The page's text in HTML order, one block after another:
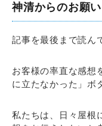
神清からのお願い
記事を最後まで読ん
お客様の率直な感想
に立たなかった」ボ
私たちは、日々屋根